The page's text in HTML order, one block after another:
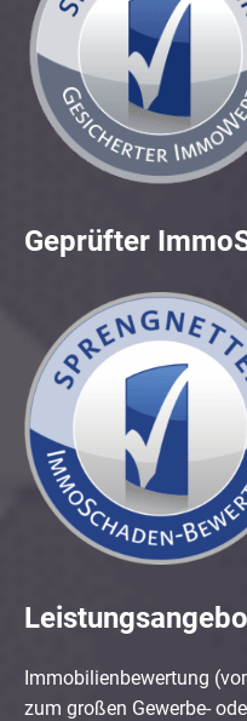
Geprüfter
Immobilienbewertung
zum großen Gewerbe-